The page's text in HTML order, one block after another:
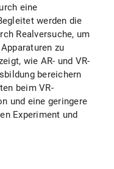
eine
werden die
Realversuche, um
zu
wie AR- und VR-
bereichern
beim VR-
und eine geringere
Experiment und